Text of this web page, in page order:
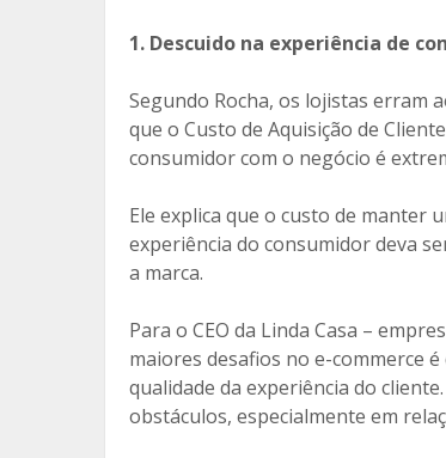
1. Descuido na experiência de
Segundo Rocha, os lojistas erram
que o Custo de Aquisição de
consumidor com o negócio é
Ele explica que o custo de manter
experiência do consumidor deva
a marca.
Para o CEO da Linda Casa –
maiores desafios no e-commerce
qualidade da experiência do
obstáculos, especialmente em